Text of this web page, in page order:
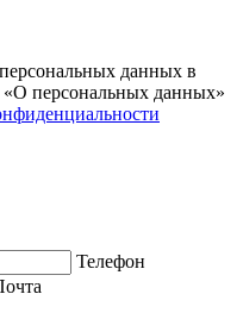
данных в
персональных данных»
Телефон